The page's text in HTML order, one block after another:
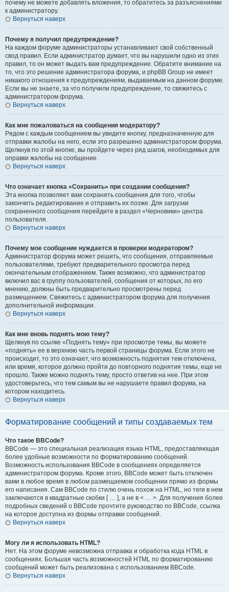
почему не можете добавлять вложения, то обратитесь за разъяснениями
к администратору.
Вернуться наверх
Почему я получил предупреждение?
На каждом форуме администраторы устанавливают свой собственный
свод правил. Если администратор думает, что вы нарушили одно из этих
правил, то он может выдать вам предупреждение. Обратите внимание на
то, что это решение администратора форума, и phpBB Group не имеет
никакого отношения к предупреждениям, выдаваемым на данном форуме.
Если вы не знаете, за что получили предупреждение, то свяжитесь с
администратором форума.
Вернуться наверх
Как мне пожаловаться на сообщения модератору?
Рядом с каждым сообщением вы увидите кнопку, предназначенную для
отправки жалобы на него, если это разрешено администратором форума.
Щелкнув по этой кнопке, вы пройдете через ряд шагов, необходимых для
оправки жалобы на сообщение.
Вернуться наверх
Что означает кнопка «Сохранить» при создании сообщения?
Эта кнопка позволяет вам сохранять сообщения для того, чтобы
закончить редактирование и отправить их позже. Для загрузки
сохраненного сообщения перейдите в раздел «Черновики» центра
пользователя.
Вернуться наверх
Почему мое сообщение нуждается в проверки модератором?
Администратор форума может решить, что сообщения, отправляемые
пользователями, требуют предварительного просмотра перед
окончательным отображением. Также возможно, что администратор
включил вас в группу пользователей, сообщения от которых, по его
мнению, должны быть предварительно просмотрены перед
размещением. Свяжитесь с администратором форума для получения
дополнительной информации.
Вернуться наверх
Как мне вновь поднять мою тему?
Щелкнув по ссылке «Поднять тему» при просмотре темы, вы можете
«поднять» ее в верхнюю часть первой страницы форума. Если этого не
происходит, то это означает, что возможность поднятия тем отключена,
или время, которое должно пройти до повторного поднятия темы, еще не
прошло. Также можно поднять тему, просто ответив на нее. При этом
удостоверьтесь, что тем самым вы не нарушаете правил форума, на
котором находитесь.
Вернуться наверх
Форматирование сообщений и типы создаваемых тем
Что такое BBCode?
BBCode — это специальная реализация языка HTML, предоставляющая
более удобные возможности по форматированию сообщений.
Возможность использования BBCode в сообщениях определяется
администратором форума. Кроме этого, BBCode может быть отключен
вами в любое время в любом размещаемом сообщении прямо из формы
его написания. Сам BBCode по стилю очень похож на HTML, но теги в нем
заключаются в квадратные скобки [ … ], а не в < … >. Для получения более
подробных сведений о BBCode прочтите руководство по BBCode, ссылка
на которое доступна из формы отправки сообщений.
Вернуться наверх
Могу ли я использовать HTML?
Нет. На этом форуме невозможна отправка и обработка кода HTML в
сообщениях. Большая часть возможностей HTML по форматированию
сообщений может быть реализована с использованием BBCode.
Вернуться наверх